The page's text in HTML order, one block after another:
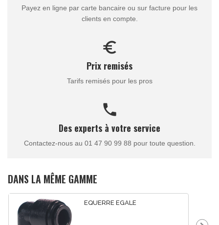
Payez en ligne par carte bancaire ou sur facture pour les
clients en compte.
euro_symbol
Prix remisés
Tarifs remisés pour les pros
call
Des experts à votre service
Contactez-nous au 01 47 90 99 88 pour toute question.
DANS LA MÊME GAMME
EQUERRE EGALE